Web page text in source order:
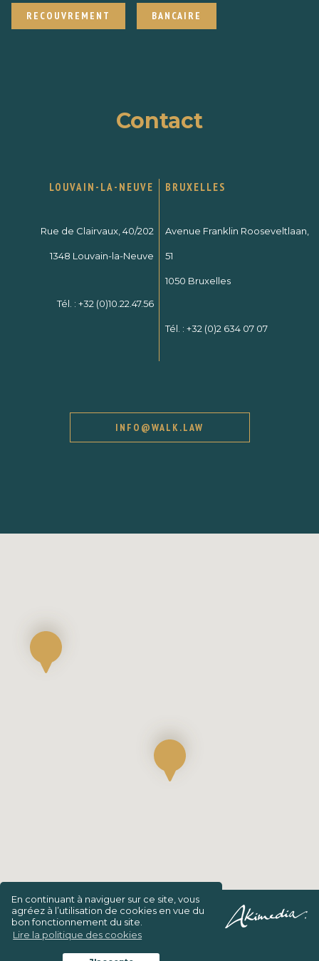
En continuant à naviguer sur ce site, vous
agréez à l’utilisation de cookies en vue du
bon fonctionnement du site.
Lire la politique des cookies
RECOUVREMENT BANCAIRE
Contact
LOUVAIN-LA-NEUVE
Rue de Clairvaux, 40/202
1348 Louvain-la-Neuve
Tél. : +32 (0)10.22.47.56
BRUXELLES
Avenue Franklin Rooseveltlaan,
51
1050 Bruxelles
Tél. : +32 (0)2 634 07 07
INFO@WALK.LAW
Confidentialité/Charte de vie privée
Conditions générales d’intervention